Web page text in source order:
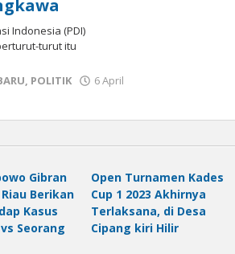
Indonesia (PDI)
turut itu
, POLITIK
6 April
Gibran
Berikan
Kasus
Seorang
Open Turnamen Kades
Cup 1 2023 Akhirnya
Terlaksana, di Desa
Cipang kiri Hilir